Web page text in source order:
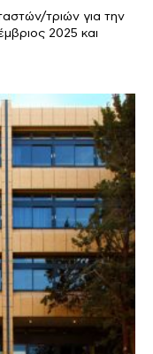
τριών για την
2025 και